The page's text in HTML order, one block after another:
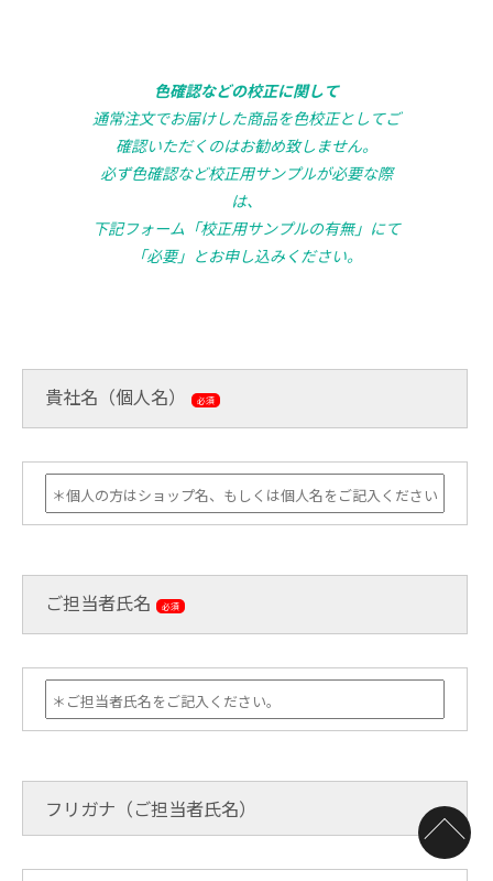
色確認などの校正に関して
通常注文でお届けした商品を色校正としてご
確認いただくのはお勧め致しません。
必ず色確認など校正用サンプルが必要な際
は、
下記フォーム「校正用サンプルの有無」にて
「必要」とお申し込みください。
貴社名（個人名） 必須
ご担当者氏名 必須
フリガナ（ご担当者氏名）